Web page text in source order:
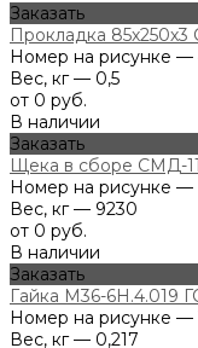
Заказать
Прокладка
Номер на рисунке —
Вес, кг — 0,5
от 0 руб.
В наличии
Заказать
Щека в сборе СМД-
Номер на рисунке —
Вес, кг — 9230
от 0 руб.
В наличии
Заказать
Гайка М36-6Н.4.019
Номер на рисунке —
Вес, кг — 0,217